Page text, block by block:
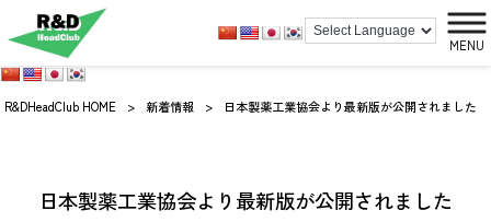
MENU
R&DHeadClub HOME > 新着情報 > 日本製薬工業協会より最新版が公開されました
日本製薬工業協会より最新版が公開されました